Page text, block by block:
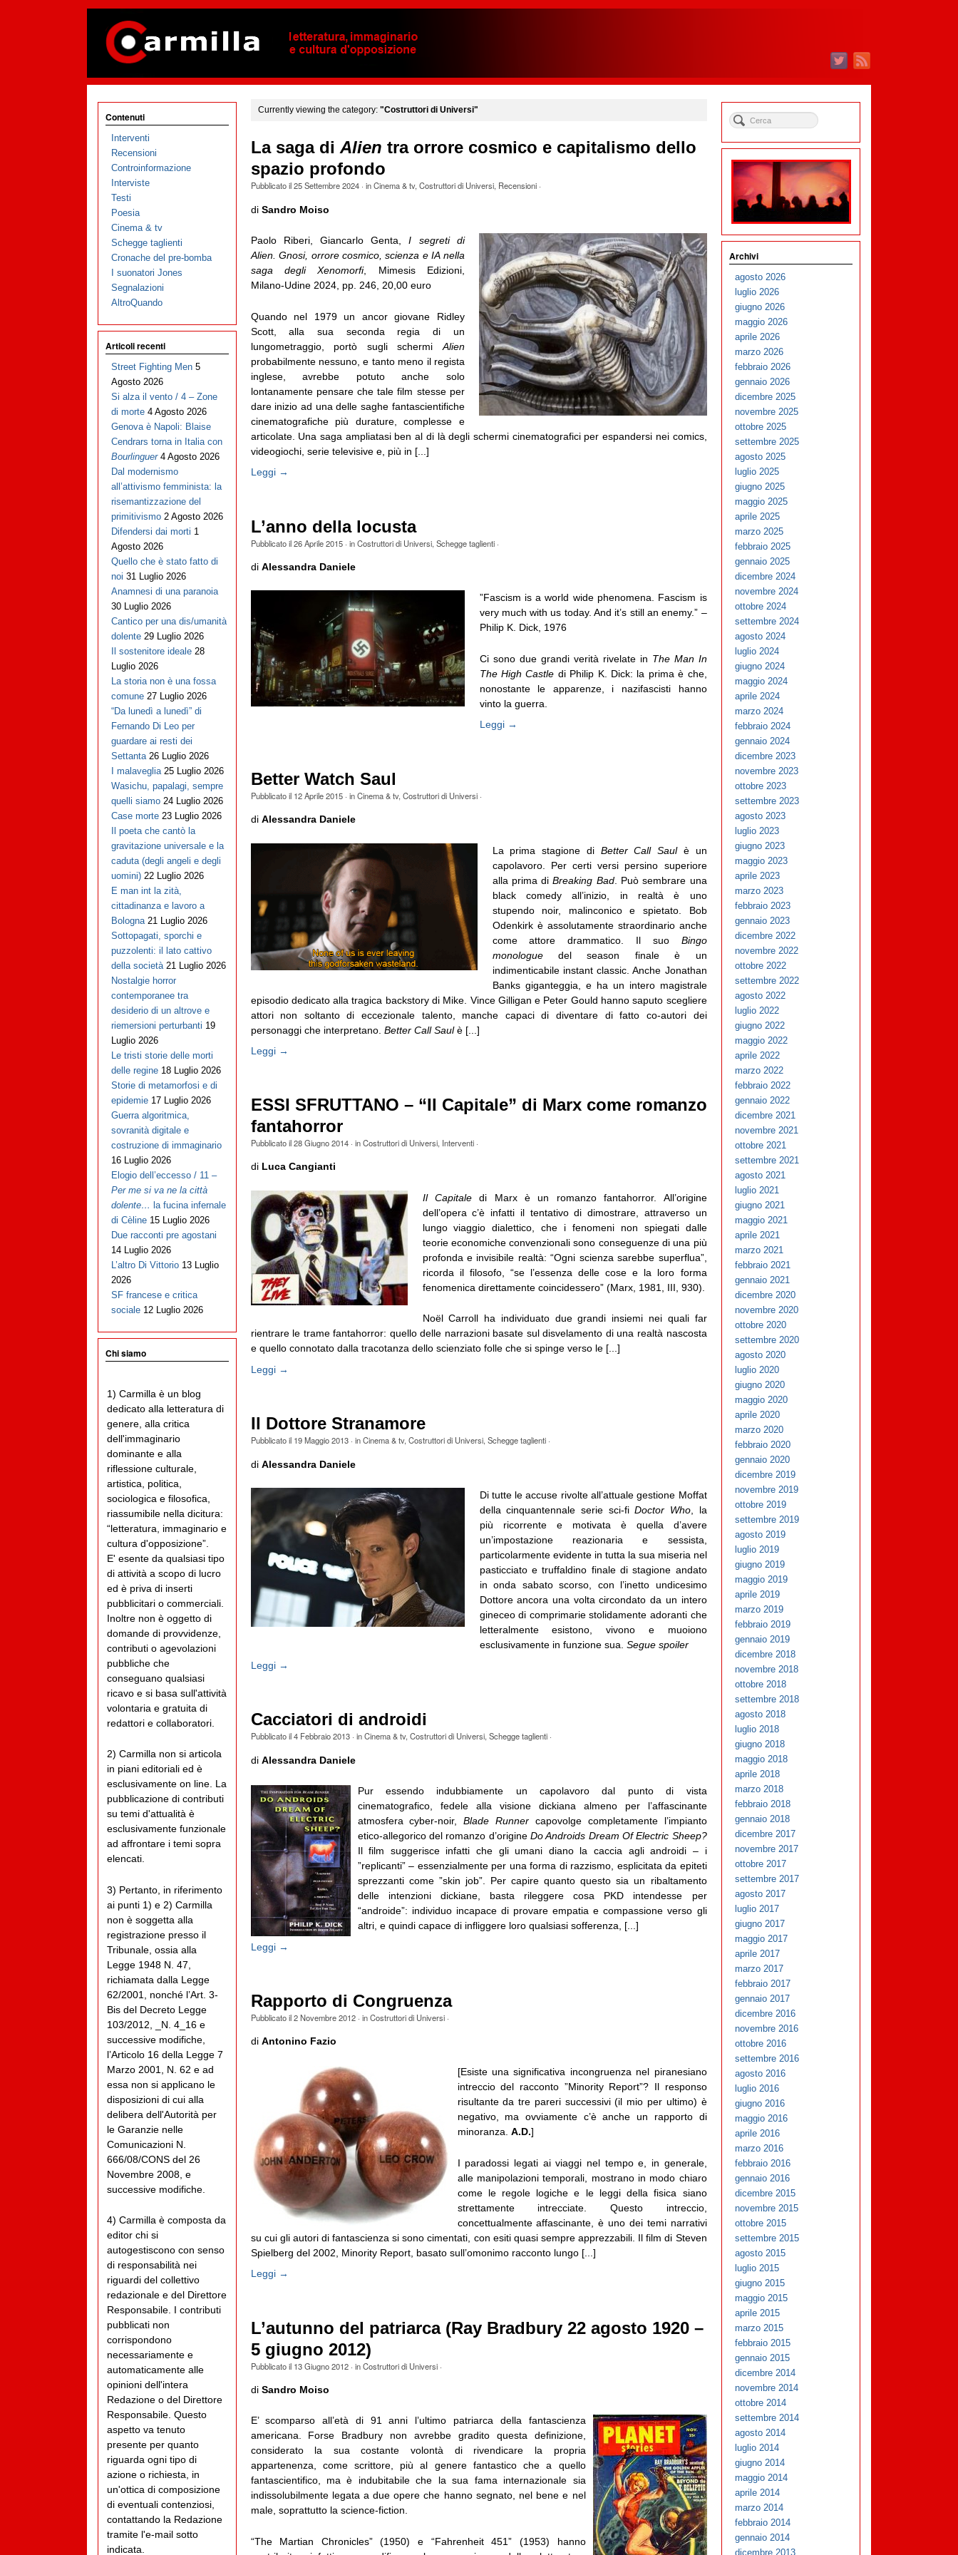
Currently viewing the category: "Costruttori di Universi"
La saga diAlien tra orrore cosmico e capitalismo dello
spazio profondo
Pubblicato il25 Settembre 2024· inCinema & tv,Costruttori di Universi, Recensioni·
di Sandro Moiso
Paolo Riberi, Giancarlo Genta,I segreti di
Alien. Gnosi, orrore cosmico, scienza e IA nella
saga degli Xenomorfi, Mimesis Edizioni,
Milano-Udine 2024, pp. 246, 20,00 euro
Quando nel 1979 un ancor giovane Ridley
Scott, alla sua seconda regia di un
lungometraggio, portò sugli schermi Alien
probabilmente nessuno, e tanto meno il regista
inglese, avrebbe potuto anche solo
lontanamente pensare che tale film stesse per
dare inizio ad una delle saghe fantascientifiche
cinematografiche più durature, complesse e
articolate. Una saga ampliatasi ben al di là degli schermi cinematografici per espandersi nei comics,
videogiochi, serie televisive e, più in [...]
Leggi →
L’anno della locusta
Pubblicato il26 Aprile 2015· inCostruttori di Universi, Schegge taglienti·
di Alessandra Daniele
”Fascism is a world wide phenomena. Fascism is
very much with us today. And it’s still an enemy.” –
Philip K. Dick, 1976
Ci sono due grandi verità rivelate in The Man In
The High Castle di Philip K. Dick: la prima è che,
nonostante le apparenze, i nazifascisti hanno
vinto la guerra.
Leggi →
Better Watch Saul
Pubblicato il 12 Aprile 2015· inCinema & tv, Costruttori di Universi·
di Alessandra Daniele
La prima stagione di Better Call Saulè un
capolavoro. Per certi versi persino superiore
alla prima diBreaking Bad. Può sembrare una
black comedy all’inizio, in realtà è uno
stupendo noir, malinconico e spietato. Bob
Odenkirk è assolutamente straordinario anche
come attore drammatico. Il suo Bingo
monologuedel season finale è un
indimenticabile instant classic. Anche Jonathan
Banks giganteggia, e ha un intero magistrale
episodio dedicato alla tragica backstory di Mike. Vince Gilligan e Peter Gould hanno saputo scegliere
attori non soltanto di eccezionale talento, manche capaci di diventare di fatto co-autori dei
personaggi che interpretano. Better Call Saulè [...]
Leggi →
ESSI SFRUTTANO – “Il Capitale” di Marx come romanzo
fantahorror
Pubblicato il28 Giugno 2014· inCostruttori di Universi, Interventi·
di Luca Cangianti
Il Capitaledi Marx è un romanzo fantahorror. All’origine
dell’opera c’è infatti il tentativo di dimostrare, attraverso un
lungo viaggio dialettico, che i fenomeni non spiegati dalle
teorie economiche convenzionali sono conseguenze di una più
profonda e invisibile realtà: “Ogni scienza sarebbe superflua”,
ricorda il filosofo, “se l’essenza delle cose e la loro forma
fenomenica direttamente coincidessero” (Marx, 1981, III, 930).
Noël Carroll ha individuato due grandi insiemi nei quali far
rientrare le trame fantahorror: quello delle narrazioni basate sul disvelamento di una realtà nascosta
e quello connotato dalla tracotanza dello scienziato folle che si spinge verso le [...]
Leggi →
Il Dottore Stranamore
Pubblicato il 19 Maggio 2013· inCinema & tv, Costruttori di Universi, Schegge taglienti·
di Alessandra Daniele
Di tutte le accuse rivolte all’attuale gestione Moffat
della cinquantennale serie sci-fiDoctor Who, la
più ricorrente e motivata è quella d’avere
un’impostazione reazionaria e sessista,
particolarmente evidente in tutta la sua miseria nel
pasticciato e truffaldino finale di stagione andato
in onda sabato scorso, con l’inetto undicesimo
Dottore ancora una volta circondato da un intero
gineceo di comprimarie stolidamente adoranti che
letteralmente esistono, vivono e muoiono
esclusivamente in funzione sua. Segue spoiler
Leggi →
Cacciatori di androidi
Pubblicato il4 Febbraio 2013· inCinema & tv,Costruttori di Universi,Schegge taglienti·
di Alessandra Daniele
Pur essendo indubbiamente un capolavoro dal punto di vista
cinematografico, fedele alla visione dickiana almeno per l’affascinante
atmosfera cyber-noir,Blade Runner capovolge completamente l’impianto
etico-allegorico del romanzo d’origine Do Androids Dream Of Electric Sheep?
Il film suggerisce infatti che gli umani diano la caccia agli androidi – i
”replicanti” – essenzialmente per una forma di razzismo, esplicitata da epiteti
sprezzanti come ”skin job”. Per capire quanto questo sia un ribaltamento
delle intenzioni dickiane, basta rileggere cosa PKD intendesse per
“androide”: individuo incapace di provare empatia e compassione verso gli
altri, e quindi capace di infliggere loro qualsiasi sofferenza, [...]
Leggi →
Rapporto di Congruenza
Pubblicato il2 Novembre 2012· inCostruttori di Universi·
di Antonino Fazio
[Esiste una significativa incongruenza nel piranesiano
intreccio del racconto ”Minority Report”? Il responso
risultante da tre pareri successivi (il mio per ultimo) è
negativo, ma ovviamente c’è anche un rapporto di
minoranza. A.D.]
I paradossi legati ai viaggi nel tempo e, in generale,
alle manipolazioni temporali, mostrano in modo chiaro
come le regole logiche e le leggi della fisica siano
strettamente intrecciate. Questo intreccio,
concettualmente affascinante, è uno dei temi narrativi
su cui gli autori di fantascienza si sono cimentati, con esiti quasi sempre apprezzabili. Il film di Steven
Spielberg del 2002, Minority Report, basato sull’omonimo racconto lungo [...]
Leggi →
L’autunno del patriarca (Ray Bradbury 22 agosto 1920 –
5 giugno 2012)
Pubblicato il 13 Giugno 2012· inCostruttori di Universi·
di Sandro Moiso
E’ scomparso all’età di 91 anni l’ultimo patriarca della fantascienza
americana. Forse Bradbury non avrebbe gradito questa definizione,
considerato la sua costante volontà di rivendicare la propria
appartenenza, come scrittore, più al genere fantastico che a quello
fantascientifico, ma è indubitabile che la sua fama internazionale sia
indissolubilmente legata a due opere che hanno segnato, nel bene e nel
male, soprattutto la science-fiction.
“The Martian Chronicles” (1950) e “Fahrenheit 451” (1953) hanno
Contenuti
Interventi
Recensioni
Controinformazione
Interviste
Testi
Poesia
Cinema & tv
Schegge taglienti
Cronache del pre-bomba
I suonatori Jones
Segnalazioni
AltroQuando
Articoli recenti
Street Fighting Men 5
Agosto 2026
Si alza il vento / 4 – Zone
di morte 4 Agosto 2026
Genova è Napoli: Blaise
Cendrars torna in Italia con
Bourlinguer 4 Agosto 2026
Dal modernismo
all’attivismo femminista: la
risemantizzazione del
primitivismo 2 Agosto 2026
Difendersi dai morti 1
Agosto 2026
Quello che è stato fatto di
noi 31 Luglio 2026
Anamnesi di una paranoia
30 Luglio 2026
Cantico per una dis/umanità
dolente 29 Luglio 2026
Il sostenitore ideale 28
Luglio 2026
La storia non è una fossa
comune 27 Luglio 2026
“Da lunedì a lunedì” di
Fernando Di Leo per
guardare ai resti dei
Settanta 26 Luglio 2026
I malaveglia 25 Luglio 2026
Wasichu, papalagi, sempre
quelli siamo 24 Luglio 2026
Case morte 23 Luglio 2026
Il poeta che cantò la
gravitazione universale e la
caduta (degli angeli e degli
uomini) 22 Luglio 2026
E man int la zità,
cittadinanza e lavoro a
Bologna 21 Luglio 2026
Sottopagati, sporchi e
puzzolenti: il lato cattivo
della società 21 Luglio 2026
Nostalgie horror
contemporanee tra
desiderio di un altrove e
riemersioni perturbanti 19
Luglio 2026
Le tristi storie delle morti
delle regine 18 Luglio 2026
Storie di metamorfosi e di
epidemie 17 Luglio 2026
Guerra algoritmica,
sovranità digitale e
costruzione di immaginario
16 Luglio 2026
Elogio dell’eccesso / 11 –
Per me si va ne la città
dolente… la fucina infernale
di Cèline 15 Luglio 2026
Due racconti pre agostani
14 Luglio 2026
L’altro Di Vittorio 13 Luglio
2026
SF francese e critica
sociale 12 Luglio 2026
Chi siamo
1) Carmilla è un blog
dedicato alla letteratura di
genere, alla critica
dell'immaginario
dominante e alla
riflessione culturale,
artistica, politica,
sociologica e filosofica,
riassumibile nella dicitura:
“letteratura, immaginario e
cultura d'opposizione”.
E' esente da qualsiasi tipo
di attività a scopo di lucro
ed è priva di inserti
pubblicitari o commerciali.
Inoltre non è oggetto di
domande di provvidenze,
contributi o agevolazioni
pubbliche che
conseguano qualsiasi
ricavo e si basa sull'attività
volontaria e gratuita di
redattori e collaboratori.
2) Carmilla non si articola
in piani editoriali ed è
esclusivamente on line. La
pubblicazione di contributi
su temi d'attualità è
esclusivamente funzionale
ad affrontare i temi sopra
elencati.
3) Pertanto, in riferimento
ai punti 1) e 2) Carmilla
non è soggetta alla
registrazione presso il
Tribunale, ossia alla
Legge 1948 N. 47,
richiamata dalla Legge
62/2001, nonché l’Art. 3-
Bis del Decreto Legge
103/2012, _N. 4_16 e
successive modifiche,
l’Articolo 16 della Legge 7
Marzo 2001, N. 62 e ad
essa non si applicano le
disposizioni di cui alla
delibera dell'Autorità per
le Garanzie nelle
Comunicazioni N.
666/08/CONS del 26
Novembre 2008, e
successive modifiche.
4) Carmilla è composta da
editor chi si
autogestiscono con senso
di responsabilità nei
riguardi del collettivo
redazionale e del Direttore
Responsabile. I contributi
pubblicati non
corrispondono
necessariamente e
automaticamente alle
opinioni dell'intera
Redazione o del Direttore
Responsabile. Questo
aspetto va tenuto
presente per quanto
riguarda ogni tipo di
azione o richiesta, in
un'ottica di composizione
di eventuali contenziosi,
contattando la Redazione
tramite l'e-mail sotto
indicata.
Archivi
agosto 2026
luglio 2026
giugno 2026
maggio 2026
aprile 2026
marzo 2026
febbraio 2026
gennaio 2026
dicembre 2025
novembre 2025
ottobre 2025
settembre 2025
agosto 2025
luglio 2025
giugno 2025
maggio 2025
aprile 2025
marzo 2025
febbraio 2025
gennaio 2025
dicembre 2024
novembre 2024
ottobre 2024
settembre 2024
agosto 2024
luglio 2024
giugno 2024
maggio 2024
aprile 2024
marzo 2024
febbraio 2024
gennaio 2024
dicembre 2023
novembre 2023
ottobre 2023
settembre 2023
agosto 2023
luglio 2023
giugno 2023
maggio 2023
aprile 2023
marzo 2023
febbraio 2023
gennaio 2023
dicembre 2022
novembre 2022
ottobre 2022
settembre 2022
agosto 2022
luglio 2022
giugno 2022
maggio 2022
aprile 2022
marzo 2022
febbraio 2022
gennaio 2022
dicembre 2021
novembre 2021
ottobre 2021
settembre 2021
agosto 2021
luglio 2021
giugno 2021
maggio 2021
aprile 2021
marzo 2021
febbraio 2021
gennaio 2021
dicembre 2020
novembre 2020
ottobre 2020
settembre 2020
agosto 2020
luglio 2020
giugno 2020
maggio 2020
aprile 2020
marzo 2020
febbraio 2020
gennaio 2020
dicembre 2019
novembre 2019
ottobre 2019
settembre 2019
agosto 2019
luglio 2019
giugno 2019
maggio 2019
aprile 2019
marzo 2019
febbraio 2019
gennaio 2019
dicembre 2018
novembre 2018
ottobre 2018
settembre 2018
agosto 2018
luglio 2018
giugno 2018
maggio 2018
aprile 2018
marzo 2018
febbraio 2018
gennaio 2018
dicembre 2017
novembre 2017
ottobre 2017
settembre 2017
agosto 2017
luglio 2017
giugno 2017
maggio 2017
aprile 2017
marzo 2017
febbraio 2017
gennaio 2017
dicembre 2016
novembre 2016
ottobre 2016
settembre 2016
agosto 2016
luglio 2016
giugno 2016
maggio 2016
aprile 2016
marzo 2016
febbraio 2016
gennaio 2016
dicembre 2015
novembre 2015
ottobre 2015
settembre 2015
agosto 2015
luglio 2015
giugno 2015
maggio 2015
aprile 2015
marzo 2015
febbraio 2015
gennaio 2015
dicembre 2014
novembre 2014
ottobre 2014
settembre 2014
agosto 2014
luglio 2014
giugno 2014
maggio 2014
aprile 2014
marzo 2014
febbraio 2014
gennaio 2014
dicembre 2013